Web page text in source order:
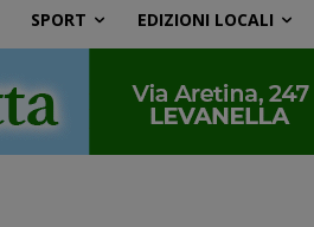
SPORT EDIZIONI LOCALI